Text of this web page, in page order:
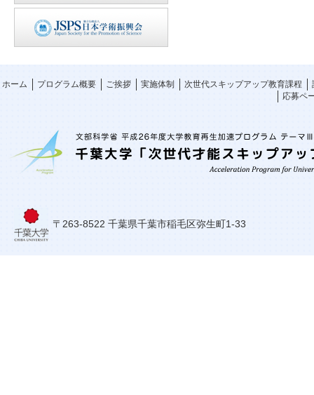
ホーム プログラム概要 ご挨拶 実施体制 次世代スキップアップ教育課程
応募ペ
〒263-8522 千葉県千葉市稲毛区弥生町1-33